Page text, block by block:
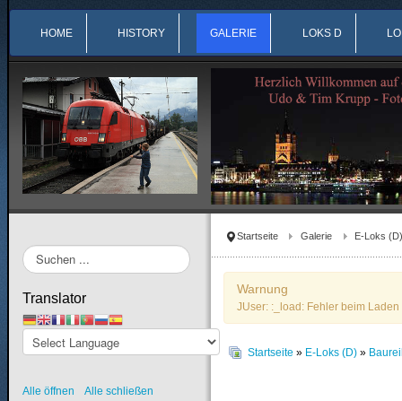
HOME HISTORY GALERIE LOKS D
Startseite Galerie E-Loks (D)
Warnung
JUser: :_load: Fehler beim
Startseite » E-Loks (D) »
Suchen
...
Translator
Alle öffnen Alle schließen